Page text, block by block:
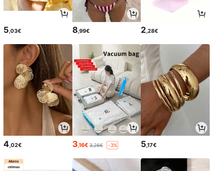
5,03€ 8,99€ 2,28€
4 ,02€ 3,16€ 3,26€ -3% 5 ,17€